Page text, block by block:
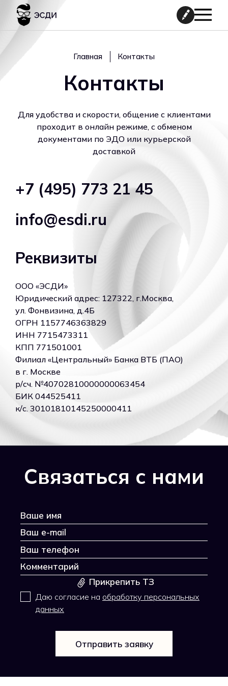
Главная Контакты
Контакты
Для удобства и скорости, общение с клиентами
проходит в онлайн режиме, с обменом
документами по ЭДО или курьерской
доставкой
+7 (495) 773 21 45
info@esdi.ru
Реквизиты
ООО «ЭСДИ»
Юридический адрес: 127322, г.Москва,
ул. Фонвизина, д.4Б
ОГРН 1157746363829
ИНН 7715473311
КПП 771501001
Филиал «Центральный» Банка ВТБ (ПАО)
в г. Москве
р/сч. №40702810000000063454
БИК 044525411
к/c. 30101810145250000411
Связаться с нами
Прикрепить ТЗ
Даю согласие на обработку персональных
данных
Отправить заявку